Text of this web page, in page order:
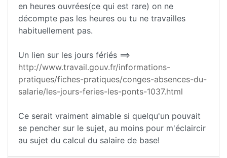
en heures ouvrées(ce qui est rare) on ne
décompte pas les heures ou tu ne travailles
habituellement pas.
Un lien sur les jours fériés ==>
http://www.travail.gouv.fr/informations-
pratiques/fiches-pratiques/conges-absences-du-
salarie/les-jours-feries-les-ponts-1037.html
Ce serait vraiment aimable si quelqu'un pouvait
se pencher sur le sujet, au moins pour m'éclaircir
au sujet du calcul du salaire de base!